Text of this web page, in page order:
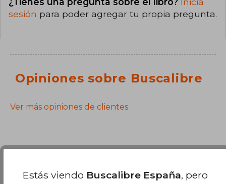
sesión para poder agregar tu propia pregunta.
Opiniones sobre Buscalibre
Ver más opiniones de clientes
Estás viendo Buscalibre España, pero